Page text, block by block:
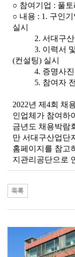
○ 참여기업 : 풀
○ 내용 : 1. 구인
실시
2. 서대구산업
3. 이력서 및
(컨설팅) 실시
4. 증명사진
5. 참여자 전
2022년 제4회 채
인업체가 참여하
금년도 채용박람
만 서대구산업단
홈페이지를 참고
지관리공단으로